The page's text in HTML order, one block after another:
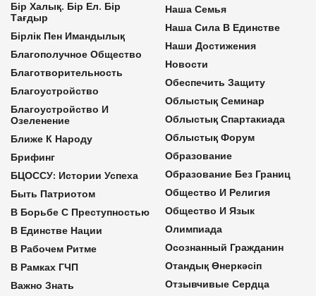
Бір Халық. Бір Ел. Бір
Тағдыр
Бірлік Пен Имандылық
Благополучное Общество
Благотворительность
Благоустройство
Благоустройство И
Озеленение
Ближе К Народу
Брифинг
БЦОССУ: Истории Успеха
Быть Патриотом
В Борьбе С Преступностью
В Единстве Нации
В Рабочем Ритме
В Рамках ГЧП
Важно Знать
Наша Семья
Наша Сила В Единстве
Наши Достижения
Новости
Обеспечить Защиту
Облыстық Семинар
Облыстық Спартакиада
Облыстық Форум
Образование
Образование Без Границ
Общество И Религия
Общество И Язык
Олимпиада
Осознанный Гражданин
Отандық Өнеркәсіп
Отзывчивые Сердца